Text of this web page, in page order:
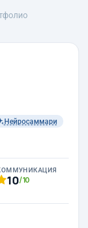
Нейросаммари
10/10